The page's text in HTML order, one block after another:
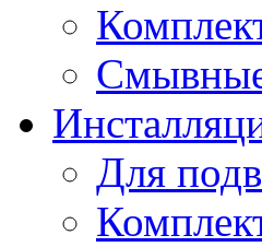
Для